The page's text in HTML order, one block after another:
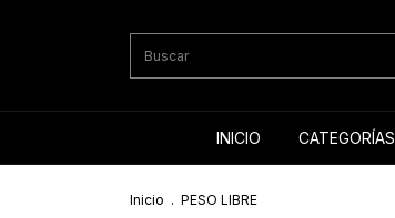
INICIO CATEGORÍAS
Inicio . PESO LIBRE